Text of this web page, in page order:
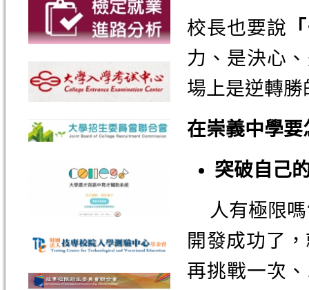
校長也要說
力、是決心
場上是逆轉
在崇義中學
突破自己
人有極限嗎
開發成功了
再挑戰一次